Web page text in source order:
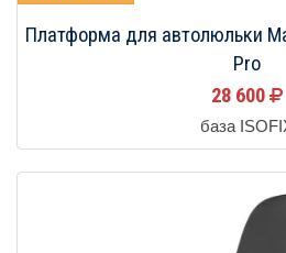
Платформа для автолюльки
Pro
28 600
база